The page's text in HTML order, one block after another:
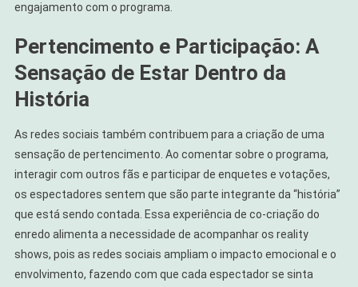
engajamento com o programa.
Pertencimento e Participação: A
Sensação de Estar Dentro da
História
As redes sociais também contribuem para a criação de uma
sensação de pertencimento. Ao comentar sobre o programa,
interagir com outros fãs e participar de enquetes e votações,
os espectadores sentem que são parte integrante da “história”
que está sendo contada. Essa experiência de co-criação do
enredo alimenta a necessidade de acompanhar os reality
shows, pois as redes sociais ampliam o impacto emocional e o
envolvimento, fazendo com que cada espectador se sinta